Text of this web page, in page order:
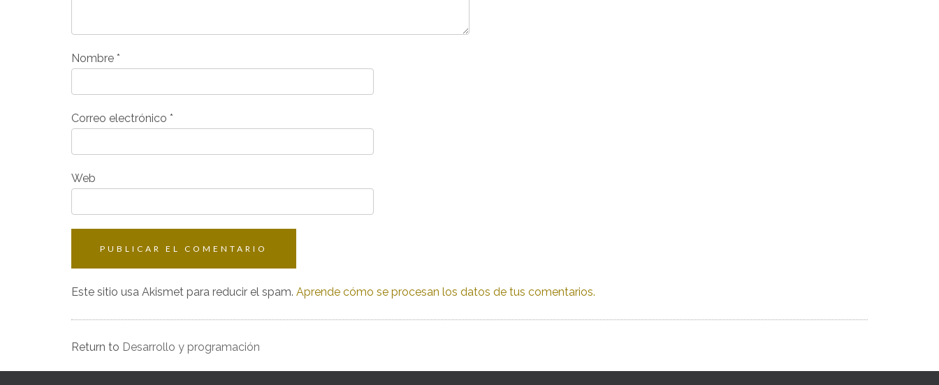
Nombre *
Correo electrónico *
Web
Este sitio usa Akismet para reducir el spam. Aprende cómo se procesan los datos de tus comentarios.
Return to Desarrollo y programación